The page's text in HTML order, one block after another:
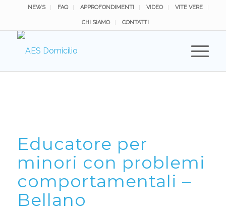
NEWS FAQ APPROFONDIMENTI VIDEO VITE VERE
CHI SIAMO CONTATTI
Educatore per
minori con problemi
comportamentali –
Bellano